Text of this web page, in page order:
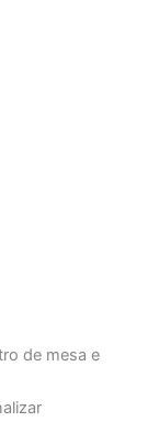
de mesa e